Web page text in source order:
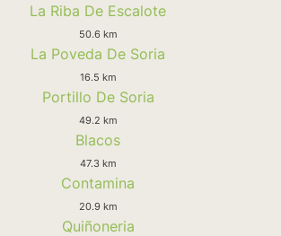
La Riba De Escalote
50.6 km
La Poveda De Soria
16.5 km
Portillo De Soria
49.2 km
Blacos
47.3 km
Contamina
20.9 km
Quiñoneria